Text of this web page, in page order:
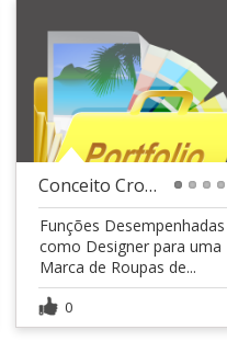
Conceito Crochê
Funções Desempenhadas
como Designer para uma
Marca de Roupas de...
0